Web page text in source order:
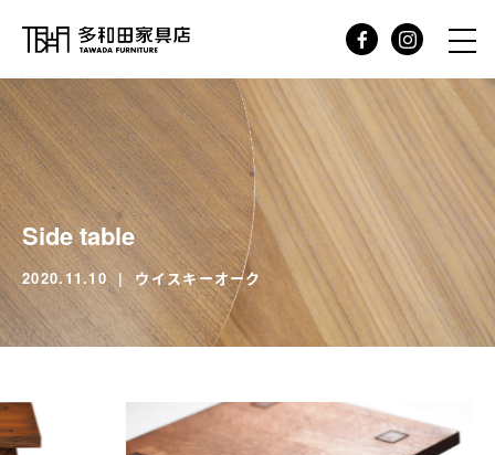
Side table
2020.11.10 ウイスキーオーク